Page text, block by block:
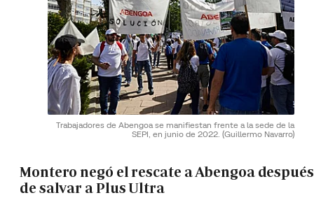
Trabajadores de Abengoa se manifiestan frente a la sede de la
SEPI, en junio de 2022. (Guillermo Navarro)
Montero negó el rescate a Abengoa después
de salvar a Plus Ultra